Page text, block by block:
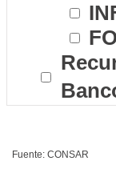
Fuente: CONSAR